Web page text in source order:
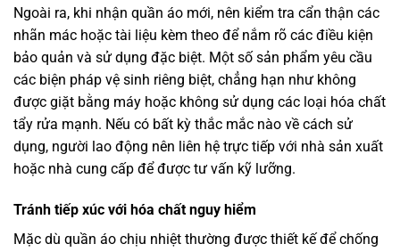
Ngoài ra, khi nhận quần áo mới, nên kiểm tra cẩn thận các
nhãn mác hoặc tài liệu kèm theo để nắm rõ các điều kiện
bảo quản và sử dụng đặc biệt. Một số sản phẩm yêu cầu
các biện pháp vệ sinh riêng biệt, chẳng hạn như không
được giặt bằng máy hoặc không sử dụng các loại hóa chất
tẩy rửa mạnh. Nếu có bất kỳ thắc mắc nào về cách sử
dụng, người lao động nên liên hệ trực tiếp với nhà sản xuất
hoặc nhà cung cấp để được tư vấn kỹ lưỡng.
Tránh tiếp xúc với hóa chất nguy hiểm
Mặc dù quần áo chịu nhiệt thường được thiết kế để chống